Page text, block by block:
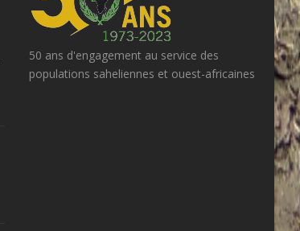
50 ans d'engagement au service des
populations saheliennes et ouest-africaines